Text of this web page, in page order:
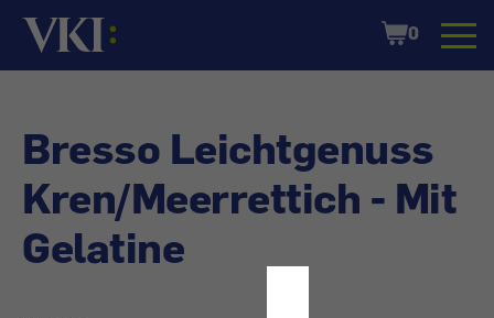
Startseite
Shopping
Cart
0
Bresso Leichtgenuss
Kren/Meerrettich - Mit
Gelatine